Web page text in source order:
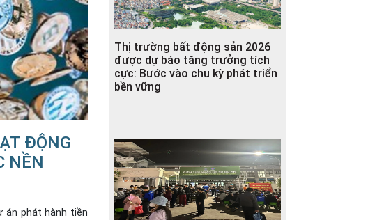
ĐỘNG
NỀN
án phát hành tiền
Thị trường bất động sản 2026
được dự báo tăng trưởng tích
cực: Bước vào chu kỳ phát triển
bền vững